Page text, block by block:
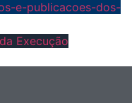
e-publicacoes-dos-
Execução